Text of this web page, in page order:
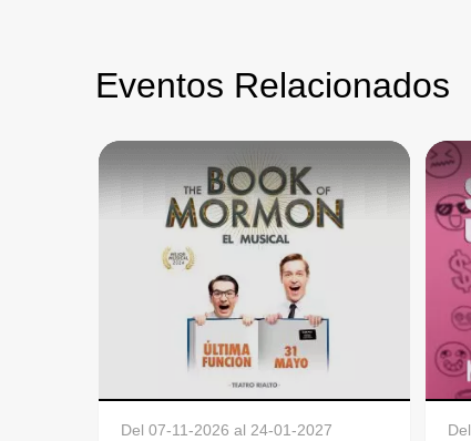
Eventos Relacionados
Del07-11-2026 al 24-01-2027 Del